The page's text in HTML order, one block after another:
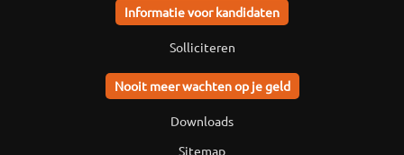
Informatie voor kandidaten
Solliciteren
Nooit meer wachten op je geld
Downloads
Sitemap